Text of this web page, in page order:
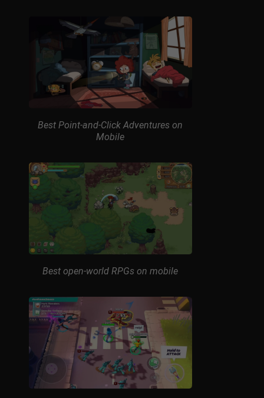
Best Point-and-Click Adventures on
Mobile
Best open-world RPGs on mobile